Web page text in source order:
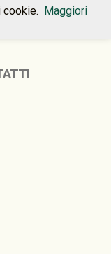
CONTATTIMaggiori